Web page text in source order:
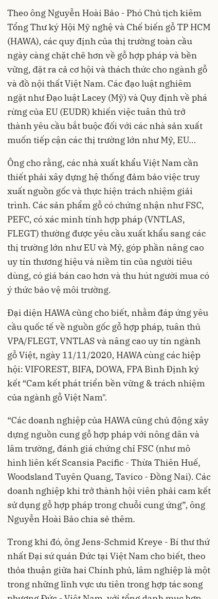
Theo ông Nguyễn Hoài Bảo - Phó Chủ tịch kiêm
Tổng Thư ký Hội Mỹ nghệ và Chế biến gỗ TP HCM
(HAWA), các quy định của thị trường toàn cầu
ngày càng chặt chẽ hơn về gỗ hợp pháp và bền
vững, đặt ra cả cơ hội và thách thức cho ngành gỗ
và đồ nội thất Việt Nam. Các đạo luật nghiêm
ngặt như Đạo luật Lacey (Mỹ) và Quy định về phá
rừng của EU (EUDR) khiến việc tuân thủ trở
thành yêu cầu bắt buộc đối với các nhà sản xuất
muốn tiếp cận các thị trường lớn như Mỹ, EU...
Ông cho rằng, các nhà xuất khẩu Việt Nam cần
thiết phải xây dựng hệ thống đảm bảo việc truy
xuất nguồn gốc và thực hiện trách nhiệm giải
trình. Các sản phẩm gỗ có chứng nhận như FSC,
PEFC, có xác minh tính hợp pháp (VNTLAS,
FLEGT) thường được yêu cầu xuất khẩu sang các
thị trường lớn như EU và Mỹ, góp phần nâng cao
uy tín thương hiệu và niềm tin của người tiêu
dùng, có giá bán cao hơn và thu hút người mua có
ý thức bảo vệ môi trường.
Đại diện HAWA cũng cho biết, nhằm đáp ứng yêu
cầu quốc tế về nguồn gốc gỗ hợp pháp, tuân thủ
VPA/FLEGT, VNTLAS và nâng cao uy tín ngành
gỗ Việt, ngày 11/11/2020, HAWA cùng các hiệp
hội: VIFOREST, BIFA, DOWA, FPA Bình Định ký
kết “Cam kết phát triển bền vững & trách nhiệm
của ngành gỗ Việt Nam".
“Các doanh nghiệp của HAWA cũng chủ động xây
dựng nguồn cung gỗ hợp pháp với nông dân và
lâm trường, đánh giá chứng chỉ FSC (như mô
hình liên kết Scansia Pacific - Thừa Thiên Huế,
Woodsland Tuyên Quang, Tavico - Đồng Nai). Các
doanh nghiệp khi trở thành hội viên phải cam kết
sử dụng gỗ hợp pháp trong chuỗi cung ứng”, ông
Nguyễn Hoài Bảo chia sẻ thêm.
Trong khi đó, ông Jens-Schmid Kreye - Bí thư thứ
nhất Đại sứ quán Đức tại Việt Nam cho biết, theo
thỏa thuận giữa hai Chính phủ, lâm nghiệp là một
trong những lĩnh vực ưu tiên trong hợp tác song